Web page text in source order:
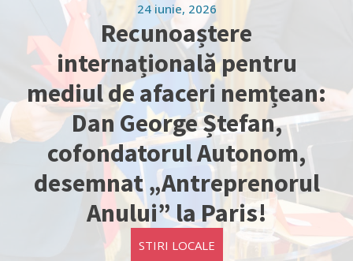
24 iunie, 2026
Recunoaștere
internațională pentru
mediul de afaceri nemțean:
Dan George Ștefan,
cofondatorul Autonom,
desemnat „Antreprenorul
Anului” la Paris!
STIRI LOCALE